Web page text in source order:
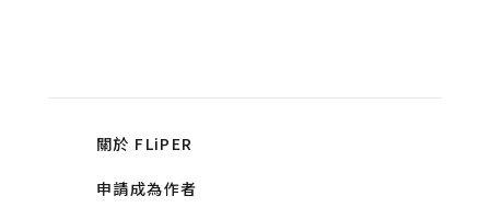
關於 FLiPER
申請成為作者